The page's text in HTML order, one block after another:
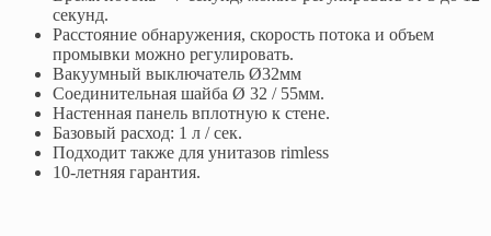
секунд.
Расстояние обнаружения, скорость потока и объем
промывки можно регулировать.
Вакуумный выключатель Ø32мм
Соединительная шайба Ø 32 / 55мм.
Настенная панель вплотную к стене.
Базовый расход: 1 л / сек.
Подходит также для унитазов rimless
10-летняя гарантия.